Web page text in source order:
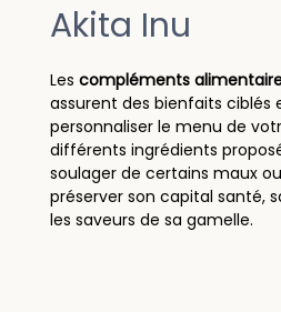
Akita Inu
Les compléments
assurent des bienfaits ciblés
personnaliser le menu de
différents ingrédients
soulager de certains maux
préserver son capital santé,
les saveurs de sa gamelle.